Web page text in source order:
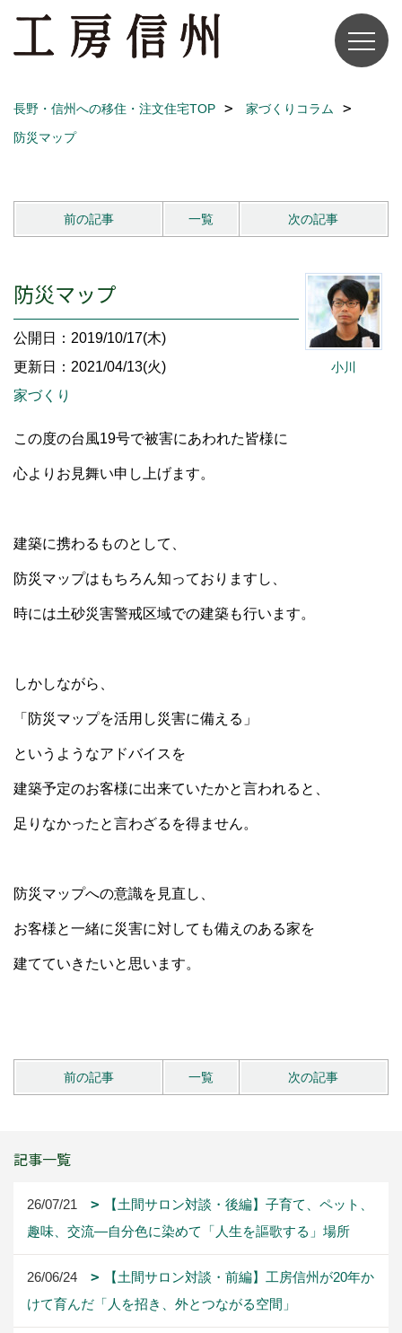
長野・信州への移住・注文住宅TOP
家づくりコラム
防災マップ
前の記事 一覧 次の記事
小川
防災マップ
公開日：2019/10/17(木)
更新日：2021/04/13(火)
家づくり
この度の台風19号で被害にあわれた皆様に
心よりお見舞い申し上げます。
建築に携わるものとして、
防災マップはもちろん知っておりますし、
時には土砂災害警戒区域での建築も行います。
しかしながら、
「防災マップを活用し災害に備える」
というようなアドバイスを
建築予定のお客様に出来ていたかと言われると、
足りなかったと言わざるを得ません。
防災マップへの意識を見直し、
お客様と一緒に災害に対しても備えのある家を
建てていきたいと思います。
前の記事 一覧 次の記事
記事一覧
26/07/21
【土間サロン対談・後編】子育て、ペット、
趣味、交流―自分色に染めて「人生を謳歌する」場所
26/06/24
【土間サロン対談・前編】工房信州が20年か
けて育んだ「人を招き、外とつながる空間」